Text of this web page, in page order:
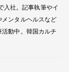
入社。記事執筆やイ
ンタルヘルスなど
動中。韓国カルチ